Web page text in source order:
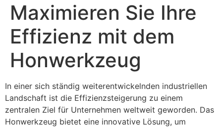
Maximieren Sie Ihre
Effizienz mit dem
Honwerkzeug
In einer sich ständig weiterentwickelnden industriellen
Landschaft ist die Effizienzsteigerung zu einem
zentralen Ziel für Unternehmen weltweit geworden. Das
Honwerkzeug bietet eine innovative Lösung, um